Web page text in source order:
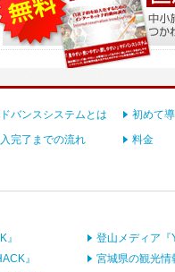
バンスシステムとは
初めて
完了までの流れ
料金
登山メディア『
』
宮城県の観光情